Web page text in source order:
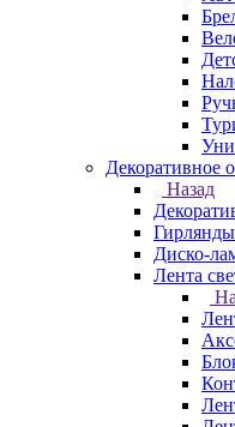
Декоративное
Назад
Гирлянды
Диско-
Лента